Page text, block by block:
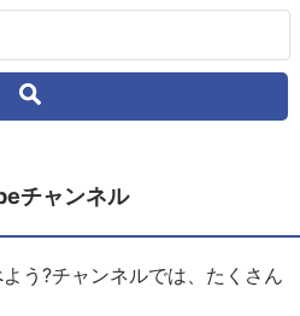
チャンネル
う?チャンネルでは、たくさん